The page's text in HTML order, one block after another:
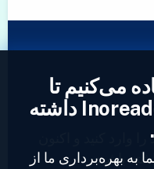
را وارد کنید و اکنون
باشید.
می‌کنیم تا
بهترین تجربه را در Inoreader داشته
به بهره‌برداری ما از